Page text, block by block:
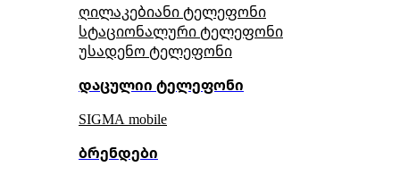
ღილაკებიანი ტელეფონი
სტაციონალური ტელეფონი
უსადენო ტელეფონი
დაცულიი ტელეფონი
SIGMA mobile
ბრენდები